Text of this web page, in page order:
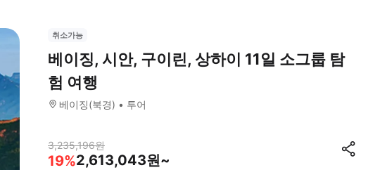
취소가능
베이징, 시안, 구이린, 상하이 11일 소그룹 탐
험 여행
베이징(북경) 투어
3,235,196원
19%2,613,043원~